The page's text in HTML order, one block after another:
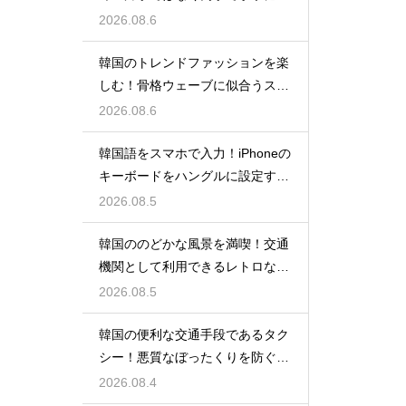
手する理由
2026.08.6
韓国のトレンドファッションを楽
しむ！骨格ウェーブに似合うスタ
イルの特徴
2026.08.6
韓国語をスマホで入力！iPhoneの
キーボードをハングルに設定する
手順
2026.08.5
韓国ののどかな風景を満喫！交通
機関として利用できるレトロな観
光の馬車
2026.08.5
韓国の便利な交通手段であるタク
シー！悪質なぼったくりを防ぐ確
実な対策
2026.08.4